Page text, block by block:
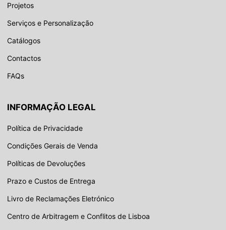
Projetos
Serviços e Personalização
Catálogos
Contactos
FAQs
INFORMAÇÃO LEGAL
Política de Privacidade
Condições Gerais de Venda
Políticas de Devoluções
Prazo e Custos de Entrega
Livro de Reclamações Eletrónico
Centro de Arbitragem e Conflitos de Lisboa